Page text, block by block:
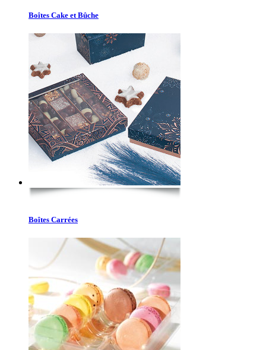
Boîtes Cake et Bûche
Boîtes Carrées